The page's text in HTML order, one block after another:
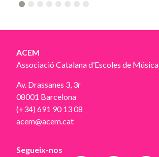
4 5 6 7 8
ACEM
Associació Catalana d’Escoles de Música
Av. Drassanes 3, 3r
08001 Barcelona
(+34) 691 90 13 08
acem@acem.cat
Segueix-nos